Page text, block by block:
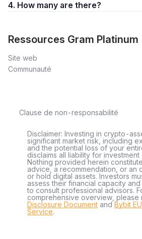
4. How many are there?
Ressources Gram Platinum
Site web
Communauté
Clause de non-responsabilité
Disclaimer: Investing in crypto-
significant market risk, including
and the potential loss of your
disclaims all liability for investment
Nothing provided herein
advice, a recommendation, or an
or hold digital assets. Investors
assess their financial capacity
to consult professional advisors.
comprehensive overview, please
Disclosure Document andBybit
Service.